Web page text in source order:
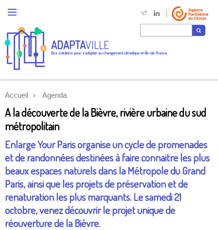
ADAPTAVILLE
Des solutions pour s'adapter au changement climatique en Île-de-France
Accueil Agenda
A la découverte de la Bièvre, rivière urbaine du sud
métropolitain
Enlarge Your Paris organise un cycle de promenades
et de randonnées destinées à faire connaitre les plus
beaux espaces naturels dans la Métropole du Grand
Paris, ainsi que les projets de préservation et de
renaturation les plus marquants. Le samedi 21
octobre, venez découvrir le projet unique de
réouverture de la Bièvre.